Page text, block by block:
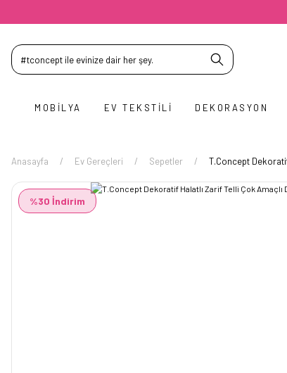
MOBILYA EV TEKSTILI DEKORASYON
Anasayfa Ev Gereçleri Sepetler T.Concept
%30 İndirim